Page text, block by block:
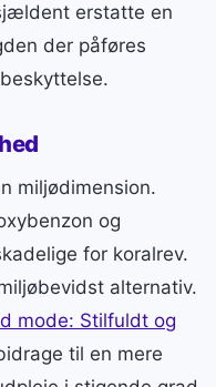
erstatte en
der påføres
miljødimension.
og
for koralrev.
alternativ.
mode: Stilfuldt og
til en mere